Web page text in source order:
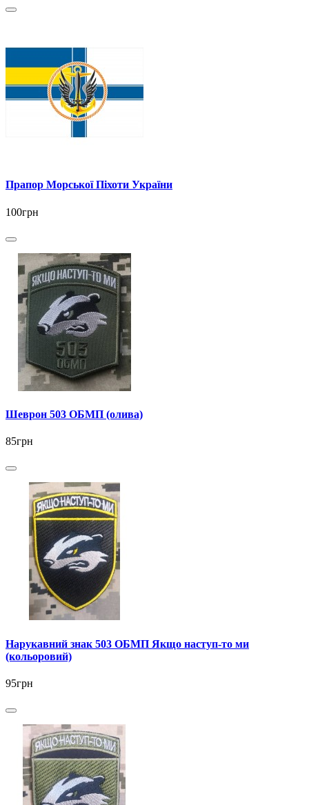
Прапор Морської Піхоти України
100грн
Шеврон 503 ОБМП (олива)
85грн
Нарукавний знак 503 ОБМП Якщо наступ-то ми
(кольоровий)
95грн